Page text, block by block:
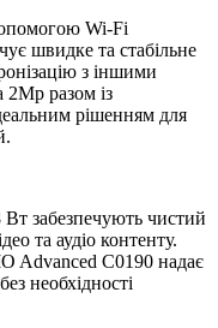
Wi-Fi
швидке та стабільне
з іншими
разом із
рішенням для
забезпечують чистий
та аудіо контенту.
Advanced C0190 надає
необхідності